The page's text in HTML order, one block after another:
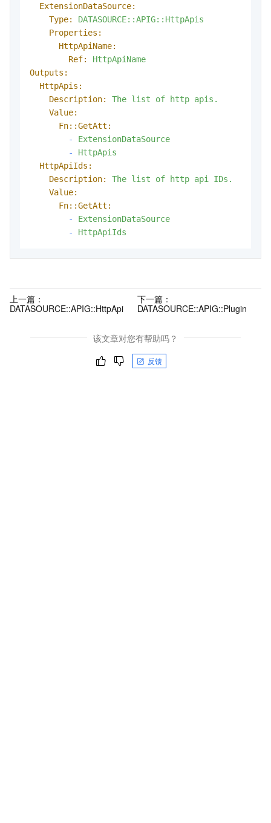
ExtensionDataSource:
Type:
DATASOURCE::APIG::HttpApis
Properties:
HttpApiName:
Ref:
HttpApiName
Outputs:
HttpApis:
Description:
The list of http apis.
Value:
Fn::GetAtt:
-
ExtensionDataSource
-
HttpApis
HttpApiIds:
Description:
The list of http api
IDs.
Value:
Fn::GetAtt:
-
ExtensionDataSource
-
HttpApiIds
上一篇：
DATASOURCE::APIG::HttpApi
下一篇：
DATASOURCE::APIG::Plugin
该文章对您有帮助吗？
反馈